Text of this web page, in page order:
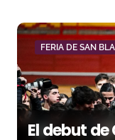
d
a
s
FERIA DE SAN
El debut